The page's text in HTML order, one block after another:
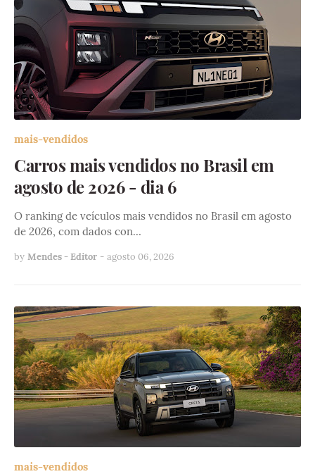
mais-vendidos
Carros mais vendidos no Brasil em
agosto de 2026 - dia 6
O ranking de veículos mais vendidos no Brasil em agosto
de 2026, com dados con…
by Mendes - Editor - agosto 06, 2026
mais-vendidos